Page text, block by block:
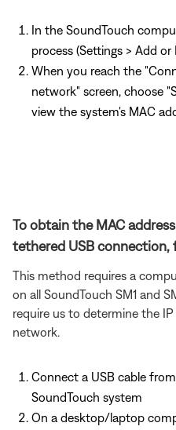
In the SoundTouch
process (Settings > Add
When you reach the
network" screen, choose
view the system's MAC
To obtain the MAC
tethered USB connection,
This method requires a
on all SoundTouch SM1 and
require us to determine the
network.
Connect a USB cable
SoundTouch system
On a desktop/laptop